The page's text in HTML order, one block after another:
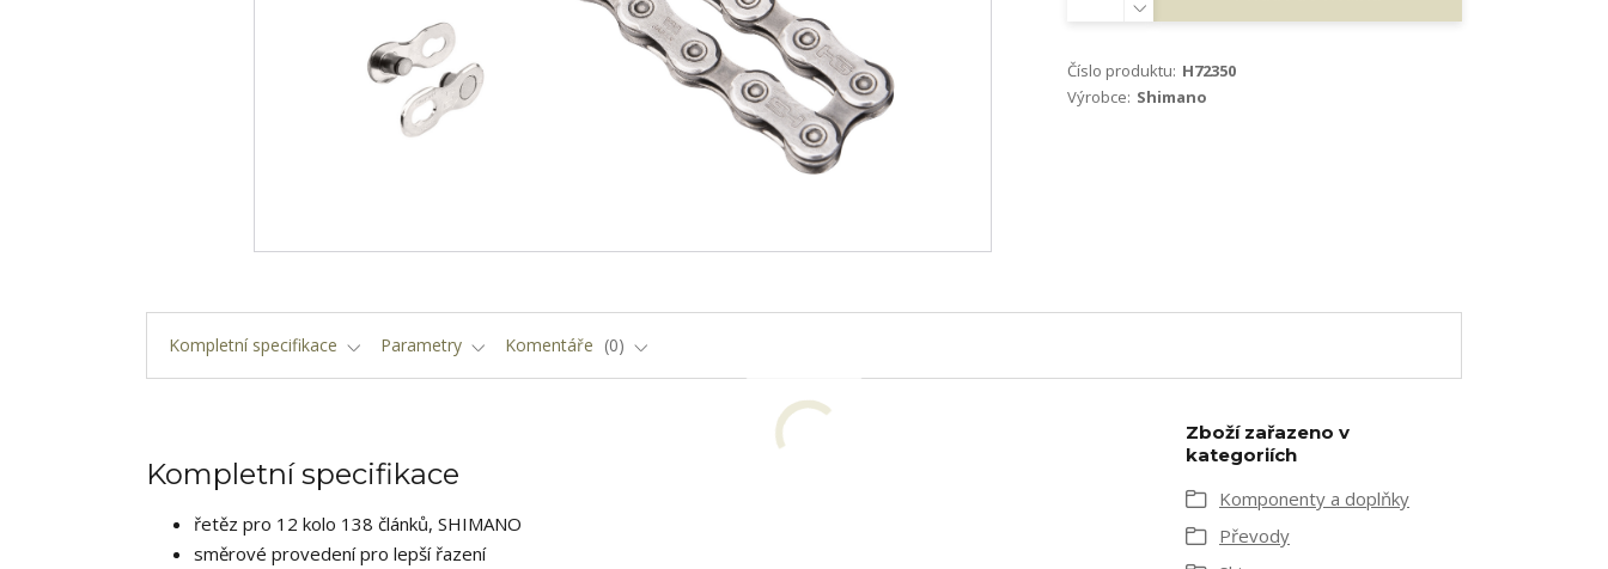
Číslo produktu: H72350
Výrobce: Shimano
Kompletní specifikace Parametry Komentáře 0
Kompletní specifikace
řetěz pro 12 kolo 138 článků, SHIMANO
směrové provedení pro lepší řazení
Zboží zařazeno v
kategoriích
Komponenty a doplňky
Převody